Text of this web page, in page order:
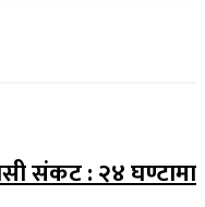
संकट : २४ घण्टामा